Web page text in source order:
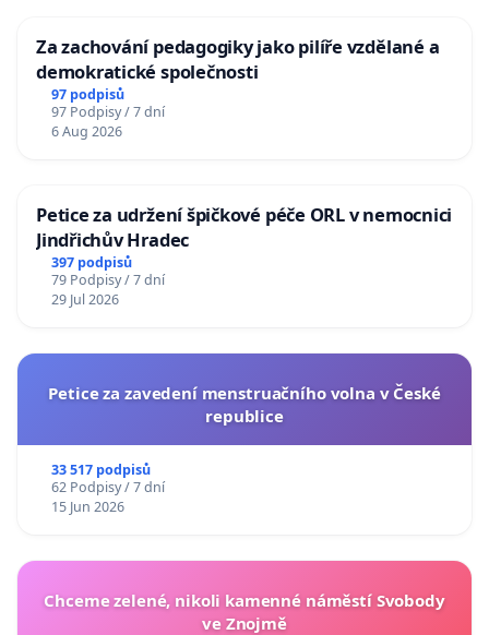
Za zachování pedagogiky jako pilíře vzdělané a
demokratické společnosti
97 podpisů
97 Podpisy / 7 dní
6 Aug 2026
Petice za udržení špičkové péče ORL v nemocnici
Jindřichův Hradec
397 podpisů
79 Podpisy / 7 dní
29 Jul 2026
Petice za zavedení menstruačního volna v České
republice
33 517 podpisů
62 Podpisy / 7 dní
15 Jun 2026
Chceme zelené, nikoli kamenné náměstí Svobody
ve Znojmě